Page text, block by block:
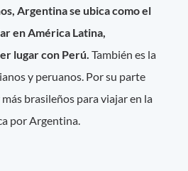
Argentina se ubica como el
en América Latina,
lugar con Perú.También es la
y peruanos. Por su parte
brasileños para viajar en la
por Argentina.